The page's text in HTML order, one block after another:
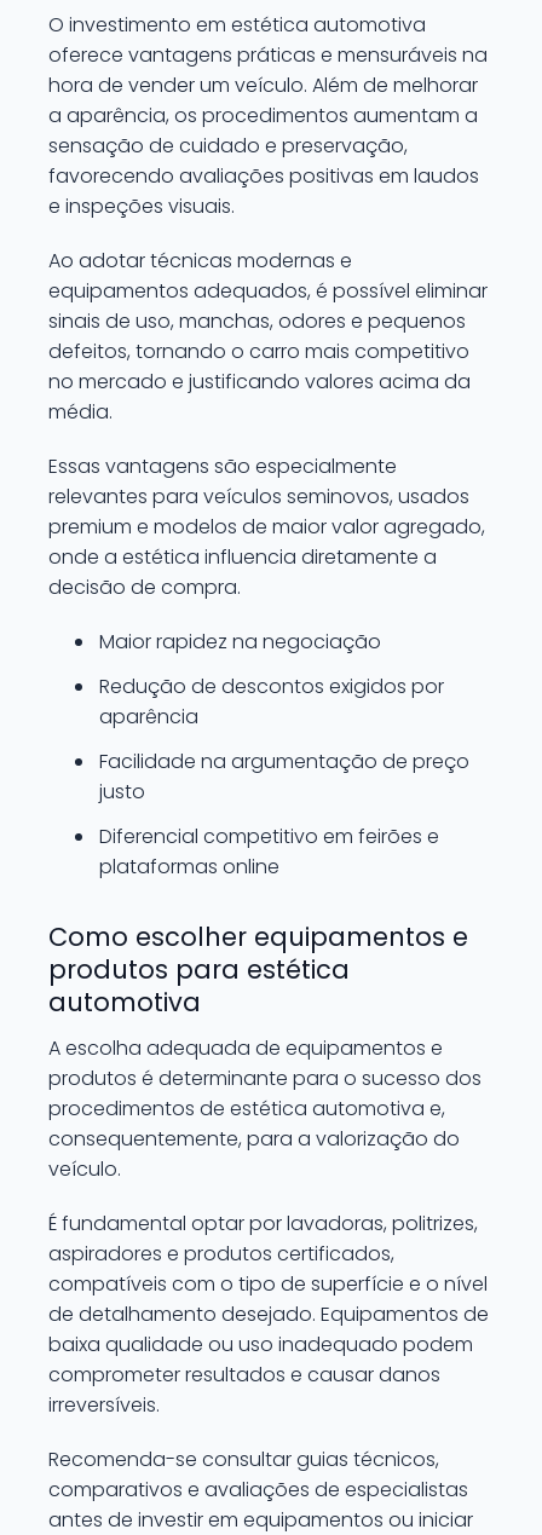
O investimento em estética automotiva
oferece vantagens práticas e mensuráveis na
hora de vender um veículo. Além de melhorar
a aparência, os procedimentos aumentam a
sensação de cuidado e preservação,
favorecendo avaliações positivas em laudos
e inspeções visuais.
Ao adotar técnicas modernas e
equipamentos adequados, é possível eliminar
sinais de uso, manchas, odores e pequenos
defeitos, tornando o carro mais competitivo
no mercado e justificando valores acima da
média.
Essas vantagens são especialmente
relevantes para veículos seminovos, usados
premium e modelos de maior valor agregado,
onde a estética influencia diretamente a
decisão de compra.
Maior rapidez na negociação
Redução de descontos exigidos por
aparência
Facilidade na argumentação de preço
justo
Diferencial competitivo em feirões e
plataformas online
Como escolher equipamentos e
produtos para estética
automotiva
A escolha adequada de equipamentos e
produtos é determinante para o sucesso dos
procedimentos de estética automotiva e,
consequentemente, para a valorização do
veículo.
É fundamental optar por lavadoras, politrizes,
aspiradores e produtos certificados,
compatíveis com o tipo de superfície e o nível
de detalhamento desejado. Equipamentos de
baixa qualidade ou uso inadequado podem
comprometer resultados e causar danos
irreversíveis.
Recomenda-se consultar guias técnicos,
comparativos e avaliações de especialistas
antes de investir em equipamentos ou iniciar